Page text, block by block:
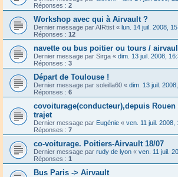
Réponses : 2
Workshop avec qui à Airvault ?
Dernier message parAIRtist « lun. 14 juil. 2008,
Réponses : 12
navette ou bus poitier ou tours /
Dernier message par Sirga « dim. 13 juil. 2008,
Réponses : 3
Départ de Toulouse !
Dernier message par soleilla60 « dim. 13 juil.
Réponses : 6
covoiturage(conducteur),depuis Rouen
trajet
Dernier message par Eugénie « ven. 11 juil. 2008,
Réponses : 7
co-voiturage. Poitiers-Airvault 18/07
Dernier message par rudy de lyon « ven. 11 juil.
Réponses : 1
Bus Paris -> Airvault